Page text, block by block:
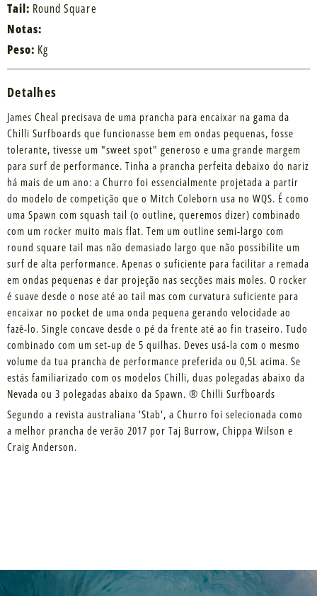
Tail: Round Square
Notas:
Peso: Kg
Detalhes
James Cheal precisava de uma prancha para encaixar na gama da
Chilli Surfboards que funcionasse bem em ondas pequenas, fosse
tolerante, tivesse um "sweet spot" generoso e uma grande margem
para surf de performance. Tinha a prancha perfeita debaixo do nariz
há mais de um ano: a Churro foi essencialmente projetada a partir
do modelo de competição que o Mitch Coleborn usa no WQS. É como
uma Spawn com squash tail (o outline, queremos dizer) combinado
com um rocker muito mais flat. Tem um outline semi-largo com
round square tail mas não demasiado largo que não possibilite um
surf de alta performance. Apenas o suficiente para facilitar a remada
em ondas pequenas e dar projeção nas secções mais moles. O rocker
é suave desde o nose até ao tail mas com curvatura suficiente para
encaixar no pocket de uma onda pequena gerando velocidade ao
fazê-lo. Single concave desde o pé da frente até ao fin traseiro. Tudo
combinado com um set-up de 5 quilhas. Deves usá-la com o mesmo
volume da tua prancha de performance preferida ou 0,5L acima. Se
estás familiarizado com os modelos Chilli, duas polegadas abaixo da
Nevada ou 3 polegadas abaixo da Spawn. ® Chilli Surfboards
Segundo a revista australiana 'Stab', a Churro foi selecionada como
a melhor prancha de verão 2017 por Taj Burrow, Chippa Wilson e
Craig Anderson.